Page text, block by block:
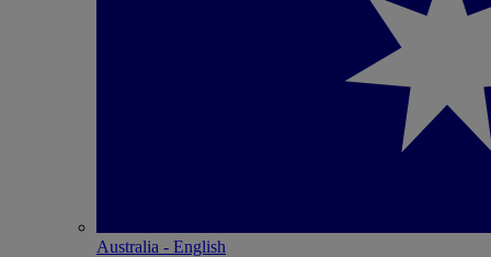
Australia - English